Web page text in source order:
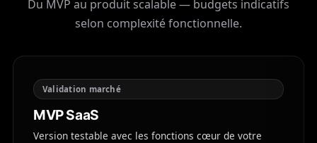
Du MVP au produit scalable — budgets indicatifs
selon complexité fonctionnelle.
Validation marché
MVP SaaS
Version testable avec les fonctions cœur de votre